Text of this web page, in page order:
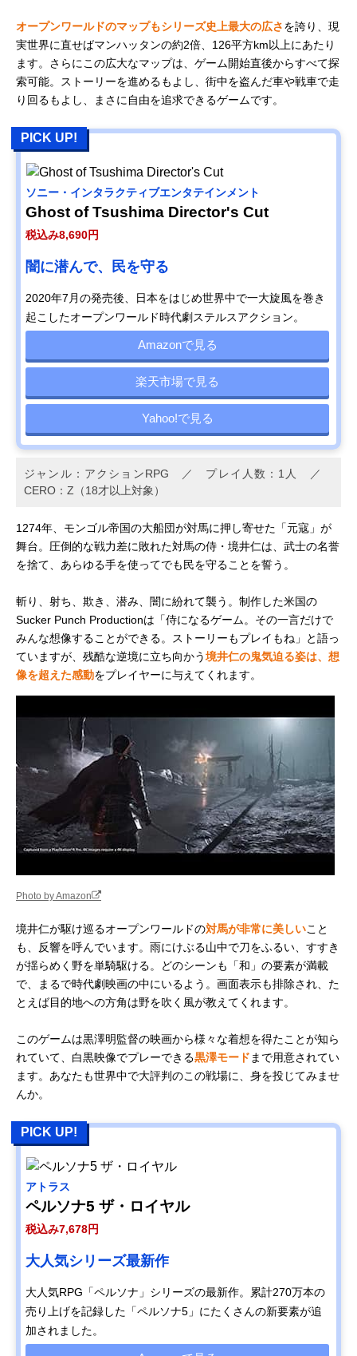
オープンワールドのマップもシリーズ史上最大の広さを誇り、現
実世界に直せばマンハッタンの約2倍、126平方km以上にあたり
ます。さらにこの広大なマップは、ゲーム開始直後からすべて探
索可能。ストーリーを進めるもよし、街中を盗んだ車や戦車で走
り回るもよし、まさに自由を追求できるゲームです。
PICK UP!
ソニー・インタラクティブエンタテインメント
Ghost of Tsushima Director's Cut
税込み8,690円
闇に潜んで、民を守る
2020年7月の発売後、日本をはじめ世界中で一大旋風を巻き
起こしたオープンワールド時代劇ステルスアクション。
Amazonで見る
楽天市場で見る
Yahoo!で見る
ジャンル：アクションRPG ／ プレイ人数：1人 ／
CERO：Z（18才以上対象）
1274年、モンゴル帝国の大船団が対馬に押し寄せた「元寇」が
舞台。圧倒的な戦力差に敗れた対馬の侍・境井仁は、武士の名誉
を捨て、あらゆる手を使ってでも民を守ることを誓う。
斬り、射ち、欺き、潜み、闇に紛れて襲う。制作した米国の
Sucker Punch Productionは「侍になるゲーム。その一言だけで
みんな想像することができる。ストーリーもプレイもね」と語っ
ていますが、残酷な逆境に立ち向かう境井仁の鬼気迫る姿は、想
像を超えた感動をプレイヤーに与えてくれます。
Photo by Amazon
境井仁が駆け巡るオープンワールドの対馬が非常に美しいこと
も、反響を呼んでいます。雨にけぶる山中で刀をふるい、すすき
が揺らめく野を単騎駆ける。どのシーンも「和」の要素が満載
で、まるで時代劇映画の中にいるよう。画面表示も排除され、た
とえば目的地への方角は野を吹く風が教えてくれます。
このゲームは黒澤明監督の映画から様々な着想を得たことが知ら
れていて、白黒映像でプレーできる黒澤モード まで用意されてい
ます。あなたも世界中で大評判のこの戦場に、身を投じてみませ
んか。
PICK UP!
アトラス
ペルソナ5 ザ・ロイヤル
税込み7,678円
大人気シリーズ最新作
大人気RPG「ペルソナ」シリーズの最新作。累計270万本の
売り上げを記録した「ペルソナ5」にたくさんの新要素が追
加されました。